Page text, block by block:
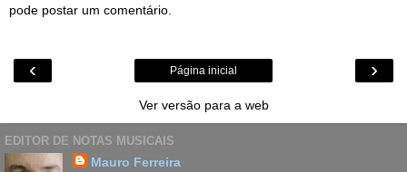
pode postar um comentário.
‹ ›
Página inicial
Ver versão para a web
EDITOR DE NOTAS MUSICAIS
Mauro Ferreira